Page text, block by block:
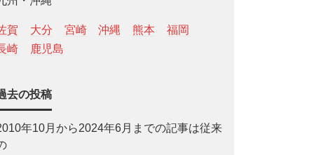
賀 大分 宮崎 沖縄 熊本
福岡
崎
鹿児島
去の投稿
年10月から2024年6月までの記事は従来